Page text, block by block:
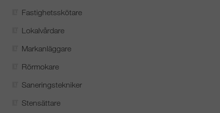
Fastighetsskötare
Lokalvårdare
Markanläggare
Rörmokare
Saneringstekniker
Stensättare